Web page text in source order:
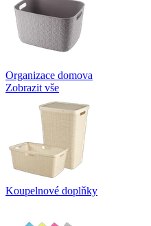
Organizace domova
Zobrazit vše
Koupelnové doplňky